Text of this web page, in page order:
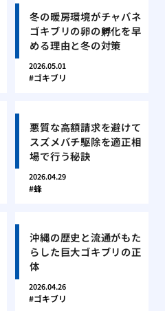
冬の暖房環境がチャバネ
ゴキブリの卵の孵化を早
める理由と冬の対策
2026.05.01
ゴキブリ
悪質な高額請求を避けて
スズメバチ駆除を適正相
場で行う秘訣
2026.04.29
蜂
沖縄の歴史と流通がもた
らした巨大ゴキブリの正
体
2026.04.26
ゴキブリ